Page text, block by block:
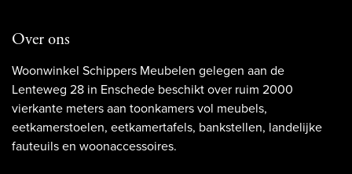
Over ons
Woonwinkel Schippers Meubelen gelegen aan de
Lenteweg 28 in Enschede beschikt over ruim 2000
vierkante meters aan toonkamers vol meubels,
eetkamerstoelen, eetkamertafels, bankstellen, landelijke
fauteuils en woonaccessoires.